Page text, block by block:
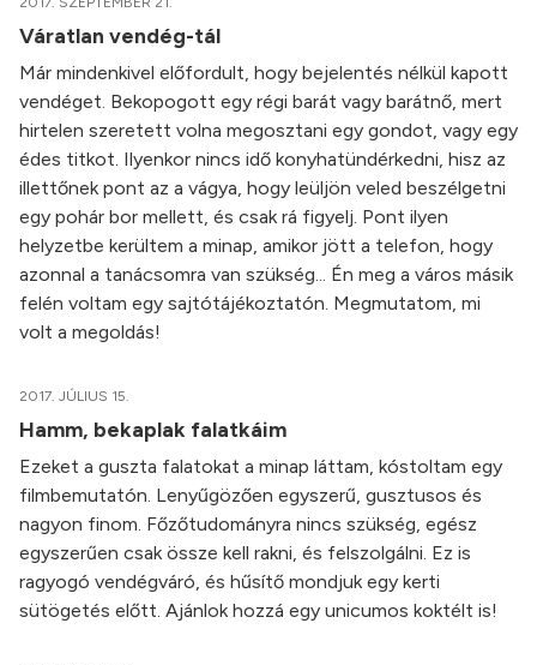
Váratlan vendég-tál
Már mindenkivel előfordult, hogy bejelentés nélkül kapott
vendéget. Bekopogott egy régi barát vagy barátnő, mert
hirtelen szeretett volna megosztani egy gondot, vagy egy
édes titkot. Ilyenkor nincs idő konyhatündérkedni, hisz az
illettőnek pont az a vágya, hogy leüljön veled beszélgetni
egy pohár bor mellett, és csak rá figyelj. Pont ilyen
helyzetbe kerültem a minap, amikor jött a telefon, hogy
azonnal a tanácsomra van szükség... Én meg a város másik
felén voltam egy sajtótájékoztatón. Megmutatom, mi
volt a megoldás!
2017. JÚLIUS 15.
Hamm, bekaplak falatkáim
Ezeket a guszta falatokat a minap láttam, kóstoltam egy
filmbemutatón. Lenyűgözően egyszerű, gusztusos és
nagyon finom. Főzőtudományra nincs szükség, egész
egyszerűen csak össze kell rakni, és felszolgálni. Ez is
ragyogó vendégváró, és hűsítő mondjuk egy kerti
sütögetés előtt. Ajánlok hozzá egy unicumos koktélt is!